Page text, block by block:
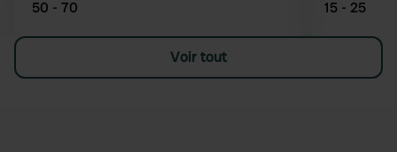
50 - 70 15 - 25
Voir tout